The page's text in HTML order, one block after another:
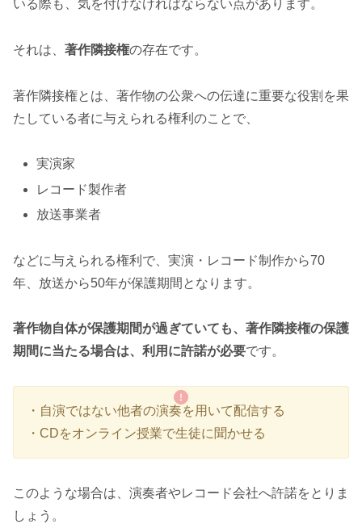
いる際も、気を付けなければならない点があります。
それは、 著作隣接権の存在です。
著作隣接権とは、著作物の公衆への伝達に重要な役割を果
たしている者に与えられる権利のことで、
実演家
レコード製作者
放送事業者
などに与えられる権利で、実演・レコード制作から70
年、放送から50年が保護期間となります。
著作物自体が保護期間が過ぎていても、著作隣接権の保護
期間に当たる場合は、利用に許諾が必要です。
・自演ではない他者の演奏を用いて配信する
・CDをオンライン授業で生徒に聞かせる
このような場合は、演奏者やレコード会社へ許諾をとりま
しょう。